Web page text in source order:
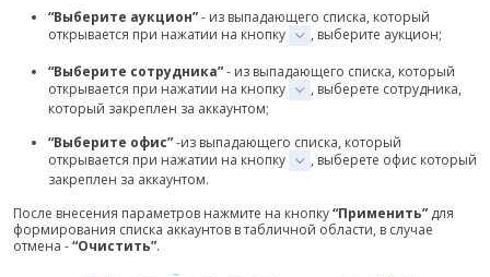
“Выберите аукцион”- из выпадающего списка, который
открывается при нажатии на кнопку
, выберите аукцион;
“Выберите сотрудника”- из выпадающего списка, который
открывается при нажатии на кнопку
, выберете сотрудника,
который закреплен за аккаунтом;
“Выберите офис”-из выпадающего списка, который
открывается при нажатии на кнопку
, выберете офис который
закреплен за аккаунтом.
После внесения параметров нажмите на кнопку“Применить” для
формирования списка аккаунтов в табличной области, в случае
отмена -“Очистить”.